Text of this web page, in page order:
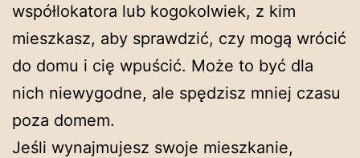
współlokatora lub kogokolwiek, z kim
mieszkasz, aby sprawdzić, czy mogą wrócić
do domu i cię wpuścić. Może to być dla
nich niewygodne, ale spędzisz mniej czasu
poza domem.
Jeśli wynajmujesz swoje mieszkanie,